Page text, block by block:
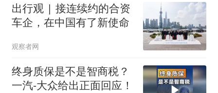
出行观 | 接连续约的合资
车企，在中国有了新使命
观察者网
终身质保是不是智商税？
一汽-大众给出正面回应！